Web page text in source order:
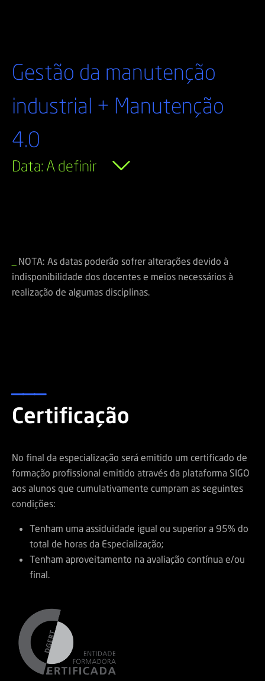
Gestão da manutenção
industrial + Manutenção
4.0
Data: A definir
NOTA: As datas poderão sofrer alterações devido à
indisponibilidade dos docentes e meios necessários à
realização de algumas disciplinas.
Certificação
No final da especialização será emitido um certificado de
formação profissional emitido através da plataforma SIGO
aos alunos que cumulativamente cumpram as seguintes
condições:
Tenham uma assiduidade igual ou superior a 95% do
total de horas da Especialização;
Tenham aproveitamento na avaliação contínua e/ou
final.